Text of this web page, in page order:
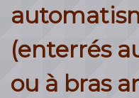
garage,
notre
les
(enterrés
ou à bras